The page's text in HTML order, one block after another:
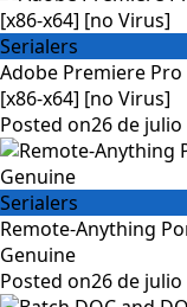
Serialers
Adobe Premiere Pro
[x86-x64] [no Virus]
Posted on26 de julio
Serialers
Remote-Anything
Genuine
Posted on26 de julio